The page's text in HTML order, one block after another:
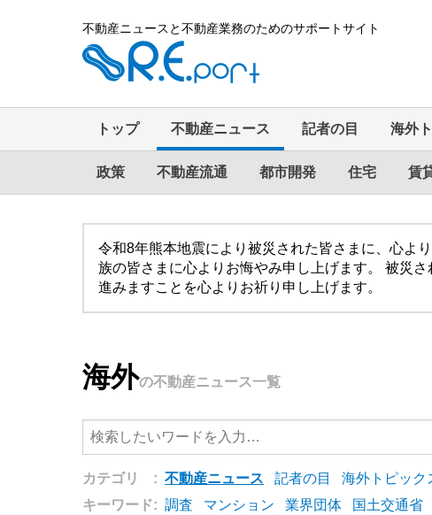
不動産ニュースと不動産業務のためのサポートサイト
トップ 不動産ニュース 記者の目 海外
政策 不動産流通 都市開発 住宅 賃
令和8年熊本地震により被災された皆さまに、心よ
族の皆さまに心よりお悔やみ申し上げます。 被災
進みますことを心よりお祈り申し上げます。
海外の不動産ニュース一覧
カテゴリ : 不動産ニュース 記者の目
海外トピック
キーワード: 調査 マンション 業界団体 国土交通省